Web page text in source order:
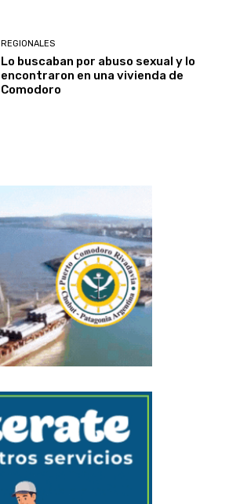
REGIONALES
Lo buscaban por abuso sexual y lo
encontraron en una vivienda de
Comodoro